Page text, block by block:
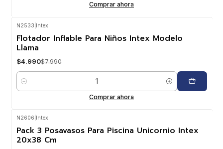
Comprar ahora
-38%
N2533 Intex
Flotador Inflable Para Niños Intex Modelo
Llama
$4.990$7.990
Cantidad
Comprar ahora
-33% OFF
N2606 Intex
Pack 3 Posavasos Para Piscina Unicornio Intex
20x38 Cm